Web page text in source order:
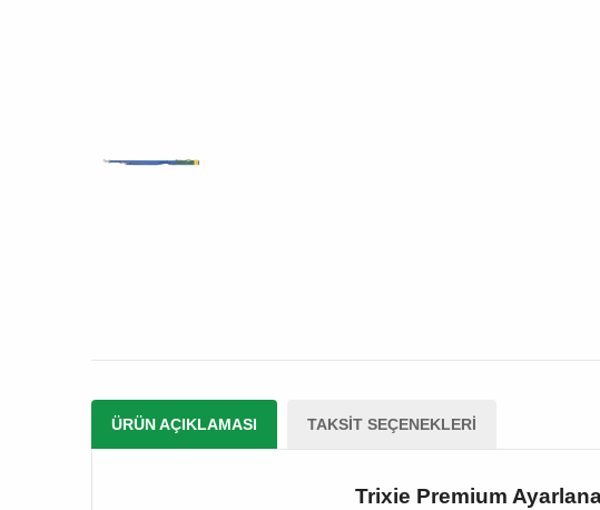
ÜRÜN AÇIKLAMASI TAKSIT SEÇENEKLERI
Trixie Premium